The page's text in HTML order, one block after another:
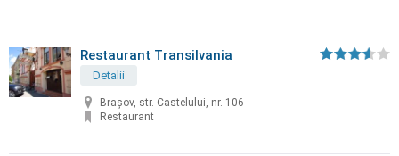
Restaurant Transilvania
Detalii
Brașov, str. Castelului, nr. 106
Restaurant